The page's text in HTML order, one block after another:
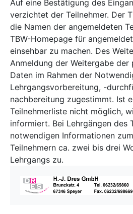
Auf eine Bestätigung des
verzichtet der Teilnehmer. Der
die Namen der angemeldeten
TBW-Homepage für
einsehbar zu machen. Des
Anmeldung der Weitergabe der
Daten im Rahmen der
Lehrgangsvorbereitung, -
nachbereitung zugestimmt. Ist
Teilnehmerliste nicht möglich,
informiert. Bei Lehrgängen des
notwendigen Informationen
Teilnehmern ca. zwei bis drei
Lehrgangs zu.